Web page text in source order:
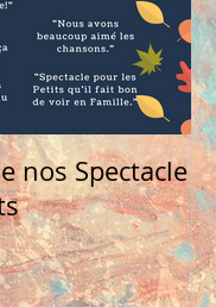
nos Spectacle